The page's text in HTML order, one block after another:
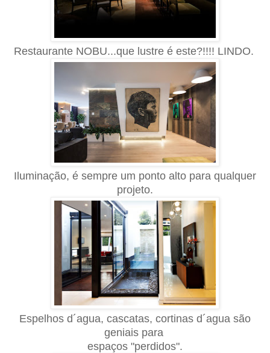
Restaurante NOBU...que lustre é este?!!!! LINDO.
Iluminação, é sempre um ponto alto para qualquer
projeto.
Espelhos d´agua, cascatas, cortinas d´agua são
geniais para
espaços "perdidos".